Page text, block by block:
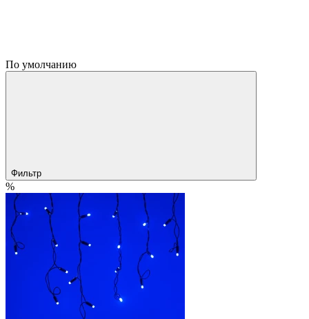
По умолчанию
Фильтр
%